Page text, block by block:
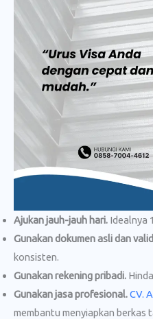
Ajukan jauh-jauh hari. Idealnya
Gunakan dokumen asli dan
konsisten.
Gunakan rekening pribadi.
Gunakan jasa profesional.CV.
membantu menyiapkan berkas